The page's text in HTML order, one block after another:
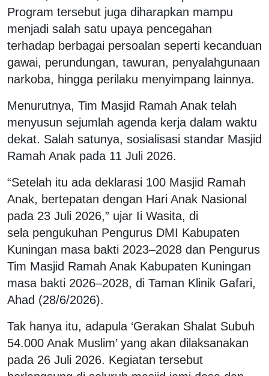
Program tersebut juga diharapkan mampu
menjadi salah satu upaya pencegahan
terhadap berbagai persoalan seperti kecanduan
gawai, perundungan, tawuran, penyalahgunaan
narkoba, hingga perilaku menyimpang lainnya.
Menurutnya, Tim Masjid Ramah Anak telah
menyusun sejumlah agenda kerja dalam waktu
dekat. Salah satunya, sosialisasi standar Masjid
Ramah Anak pada 11 Juli 2026.
“Setelah itu ada deklarasi 100 Masjid Ramah
Anak, bertepatan dengan Hari Anak Nasional
pada 23 Juli 2026,” ujar Ii Wasita, di
sela pengukuhan Pengurus DMI Kabupaten
Kuningan masa bakti 2023–2028 dan Pengurus
Tim Masjid Ramah Anak Kabupaten Kuningan
masa bakti 2026–2028, di Taman Klinik Gafari,
Ahad (28/6/2026).
Tak hanya itu, adapula ‘Gerakan Shalat Subuh
54.000 Anak Muslim’ yang akan dilaksanakan
pada 26 Juli 2026. Kegiatan tersebut